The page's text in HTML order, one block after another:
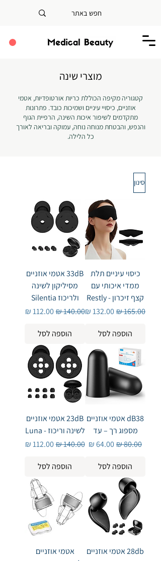
מוצרי שינה
קטגוריה מקיפה הכוללת כריות אורטופדיות, אטמי
אוזניים, כיסויי עיניים ושמיכות כובד. פתרונות
מתקדמים לשיפור איכות השינה, הרפיית הגוף
והנפש, והבטחת מנוחה נוחה, עמוקה ובריאה לאורך
כל הלילה.
סינון
כיסוי עיניים תלת
ממדי איכותי עם
קצף זיכרון - Restly
מחיר רגילמחיר מבצע
הוספה לסל
33dB‎ אטמי אוזניים
מסיליקון לשינה
ולריכוז Silentia
מחיר רגיל‏140.00 ‏₪ מחיר מבצע‏112.00 ‏₪
הוספה לסל
dB38 אטמי אוזניים
מספוג רך – עד
מחיר רגילמחיר מבצע
הוספה לסל
23dB אטמי אוזניים
לשינה וריכוז - Luna
מחיר רגיל‏140.00 ‏₪ מחיר מבצע‏112.00 ‏₪
הוספה לסל
28db אטמי אוזניים
אטמי אוזניים